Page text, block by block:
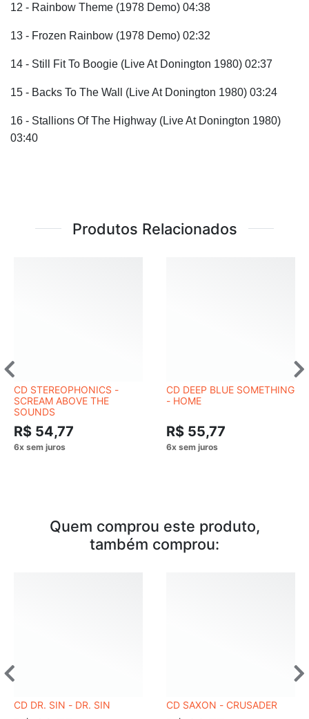
12 - Rainbow Theme (1978 Demo) 04:38
13 - Frozen Rainbow (1978 Demo) 02:32
14 - Still Fit To Boogie (Live At Donington 1980) 02:37
15 - Backs To The Wall (Live At Donington 1980) 03:24
16 - Stallions Of The Highway (Live At Donington 1980)
03:40
Produtos Relacionados
CD STEREOPHONICS -
SCREAM ABOVE THE
SOUNDS
R$ 54,77
CD DEEP BLUE SOMETHING
- HOME
R$ 55,77
Quem comprou este produto,
também comprou:
CD DR. SIN - DR. SIN CD SAXON - CRUSADER